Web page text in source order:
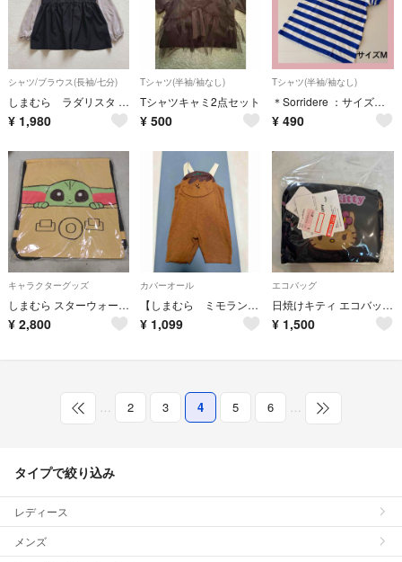
シャツ/ブラウス(長袖/七分)
しまむら ラダリスタ バイカラーペプラムブラウス ボリューム袖 体型カバー M
¥ 1,980
Tシャツ(半袖/袖なし)
Tシャツキャミ2点セット
¥ 500
Tシャツ(半袖/袖なし)
＊Sorridere ：サイズM：青色のボーダー柄の半袖Tシャツパフスリーブ＊
¥ 490
キャラクターグッズ
しまむら スターウォーズ グローグー 巾着ナップサック
¥ 2,800
カバーオール
【しまむら ミモランド】美品 たこやき サロペット オーバーオール キッズ 90
¥ 1,099
エコバッグ
日焼けキティ エコバッグ 黒色
¥ 1,500
… 2 3 4 5 6 …
タイプで絞り込み
レディース
メンズ